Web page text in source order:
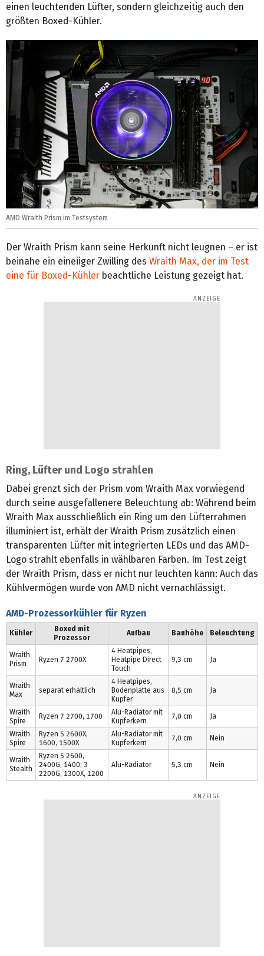
einen leuchtenden Lüfter, sondern gleichzeitig auch den
größten Boxed-Kühler.
AMD Wraith Prism im Testsystem
Der Wraith Prism kann seine Herkunft nicht leugnen – er ist
beinahe ein eineiiger Zwilling des Wraith Max, der im Test
eine für Boxed-Kühler beachtliche Leistung gezeigt hat.
Ring, Lüfter und Logo strahlen
Dabei grenzt sich der Prism vom Wraith Max vorwiegend
durch seine ausgefallenere Beleuchtung ab: Während beim
Wraith Max ausschließlich ein Ring um den Lüfterrahmen
illuminiert ist, erhält der Wraith Prism zusätzlich einen
transparenten Lüfter mit integrierten LEDs und das AMD-
Logo strahlt ebenfalls in wählbaren Farben. Im Test zeigt
der Wraith Prism, dass er nicht nur leuchten kann: Auch das
Kühlvermögen wurde von AMD nicht vernachlässigt.
AMD-Prozessorkühler für Ryzen
Kühler
Boxed mit
Prozessor
Aufbau Bauhöhe Beleuchtung
Wraith
Prism
Ryzen 7 2700X
4 Heatpipes,
Heatpipe Direct
Touch
9,3 cm Ja
Wraith
Max
separat erhältlich
4 Heatpipes,
Bodenplatte aus
Kupfer
8,5 cm Ja
Wraith
Spire
Ryzen 7 2700, 1700
Alu-Radiator mit
Kupferkern
7,0 cm Ja
Wraith
Spire
Ryzen 5 2600X,
1600, 1500X
Alu-Radiator mit
Kupferkern
7,0 cm Nein
Wraith
Stealth
Ryzen 5 2600,
2400G, 1400; 3
2200G, 1300X, 1200
Alu-Radiator 5,3 cm Nein